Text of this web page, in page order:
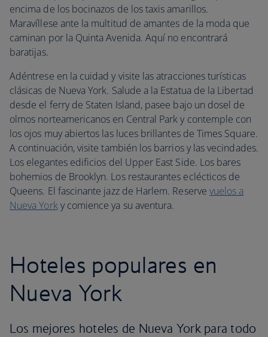
encima de los bocinazos de los taxis amarillos.
Maravíllese ante la multitud de amantes de la moda que
caminan por la Quinta Avenida. Aquí no encontrará
baratijas.
Adéntrese en la cuidad y visite las atracciones turísticas
clásicas de Nueva York. Salude a la Estatua de la Libertad
desde el ferry de Staten Island, pasee bajo un dosel de
olmos norteamericanos en Central Park y contemple con
los ojos muy abiertos las luces brillantes de Times Square.
A continuación, visite también los barrios y las vecindades.
Los elegantes edificios del Upper East Side. Los bares
bohemios de Brooklyn. Los restaurantes eclécticos de
Queens. El fascinante jazz de Harlem. Reserve vuelos a
Nueva Yorky comience ya su aventura.
Hoteles populares en
Nueva York
Los mejores hoteles de Nueva York para todo